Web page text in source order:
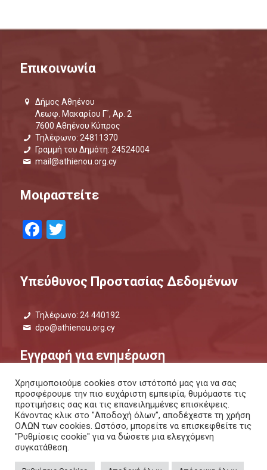
Επικοινωνία
Δήμος Αθηένου
Λεωφ. Μακαρίου Γ΄, Αρ. 2
7600 Αθηένου Κύπρος
Τηλέφωνο: 24811370
Γραμμή του Δημότη: 24524004
mail@athienou.org.cy
Μοιραστείτε
Facebook
Twitter
Υπεύθυνος Προστασίας Δεδομένων
Τηλέφωνο: 24 440192
dpo@athienou.org.cy
Εγγραφή για ενημέρωση
Μάθετε τι συμβαίνει και μείνετε ενημερωμένοι.
ΕΝΗΜΕΡΩΤΙΚΟ ΔΕΛΤΙΟ | ΜΕΣΩ SMS
Χρησιμοποιούμε cookies στον ιστότοπό μας για να σας
προσφέρουμε την πιο ευχάριστη εμπειρία, θυμόμαστε τις
προτιμήσεις σας και τις επανειλημμένες επισκέψεις.
Κάνοντας κλικ στο "Αποδοχή όλων", αποδέχεστε τη χρήση
ΟΛΩΝ των cookies. Ωστόσο, μπορείτε να επισκεφθείτε τις
"Ρυθμίσεις cookie" για να δώσετε μια ελεγχόμενη
συγκατάθεση.